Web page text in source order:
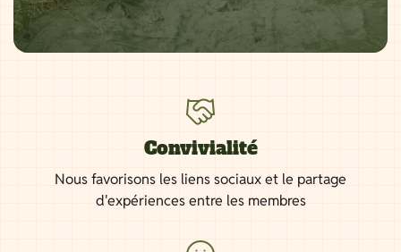
Convivialité
Nous favorisons les liens sociaux et le partage
d'expériences entre les membres